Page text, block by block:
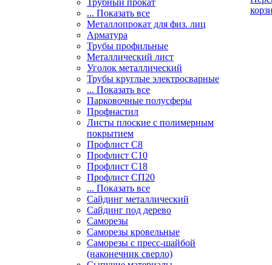
Трубный прокат
... Показать все
Металлопрокат для физ. лиц
Арматура
Трубы профильные
Металлический лист
Уголок металлический
Трубы круглые электросварные
... Показать все
Парковочные полусферы
Профнастил
Листы плоские с полимерным
покрытием
Профлист С8
Профлист С10
Профлист С18
Профлист СП20
... Показать все
Сайдинг металлический
Cайдинг под дерево
Саморезы
Саморезы кровельные
Саморезы с пресс-шайбой
(наконечник сверло)